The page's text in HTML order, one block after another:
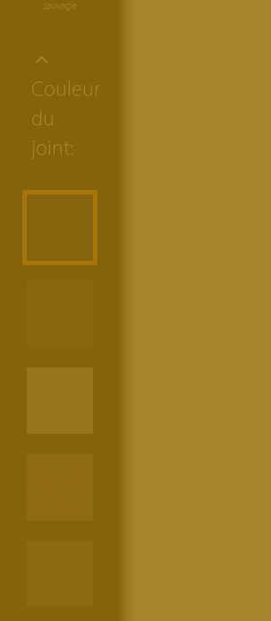
sauvage
Couleur
du
joint: